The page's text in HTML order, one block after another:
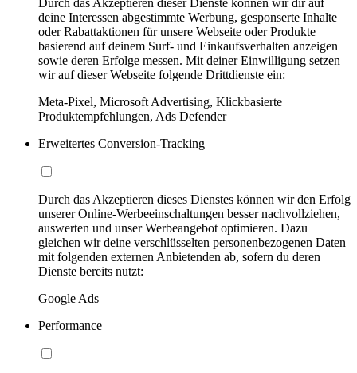
Durch das Akzeptieren dieser Dienste können wir dir auf
deine Interessen abgestimmte Werbung, gesponserte Inhalte
oder Rabattaktionen für unsere Webseite oder Produkte
basierend auf deinem Surf- und Einkaufsverhalten anzeigen
sowie deren Erfolge messen. Mit deiner Einwilligung setzen
wir auf dieser Webseite folgende Drittdienste ein:
Meta-Pixel, Microsoft Advertising, Klickbasierte
Produktempfehlungen, Ads Defender
Erweitertes Conversion-Tracking
Durch das Akzeptieren dieses Dienstes können wir den Erfolg
unserer Online-Werbeeinschaltungen besser nachvollziehen,
auswerten und unser Werbeangebot optimieren. Dazu
gleichen wir deine verschlüsselten personenbezogenen Daten
mit folgenden externen Anbietenden ab, sofern du deren
Dienste bereits nutzt:
Google Ads
Performance